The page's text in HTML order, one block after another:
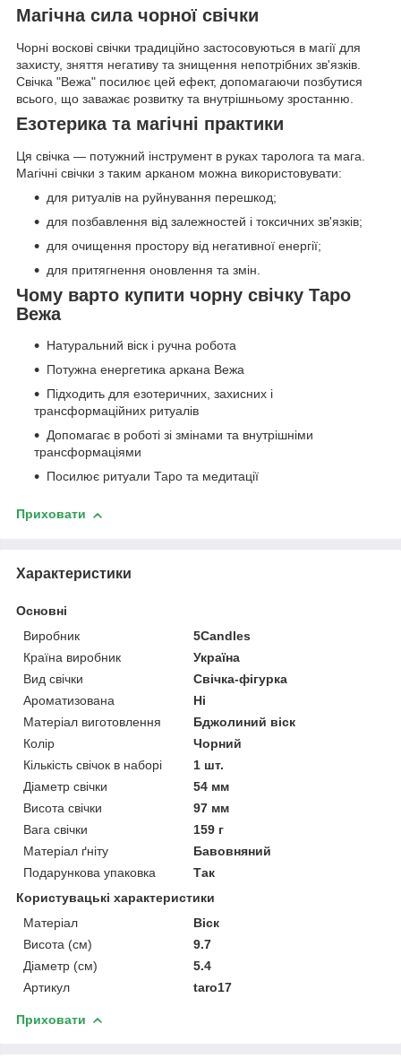
Магічна сила чорної свічки
Чорні воскові свічки традиційно застосовуються в магії для
захисту, зняття негативу та знищення непотрібних зв'язків.
Свічка "Вежа" посилює цей ефект, допомагаючи позбутися
всього, що заважає розвитку та внутрішньому зростанню.
Езотерика та магічні практики
Ця свічка — потужний інструмент в руках таролога та мага.
Магічні свічки з таким арканом можна використовувати:
для ритуалів на руйнування перешкод;
для позбавлення від залежностей і токсичних зв'язків;
для очищення простору від негативної енергії;
для притягнення оновлення та змін.
Чому варто купити чорну свічку Таро
Вежа
Натуральний віск і ручна робота
Потужна енергетика аркана Вежа
Підходить для езотеричних, захисних і
трансформаційних ритуалів
Допомагає в роботі зі змінами та внутрішніми
трансформаціями
Посилює ритуали Таро та медитації
Приховати
Характеристики
Основні
Виробник
5Candles
Країна виробник
Україна
Вид свічки
Свічка-фігурка
Ароматизована
Ні
Матеріал виготовлення
Бджолиний віск
Колір
Чорний
Кількість свічок в наборі
1 шт.
Діаметр свічки
54 мм
Висота свічки
97 мм
Вага свічки
159 г
Матеріал ґніту
Бавовняний
Подарункова упаковка
Так
Користувацькі характеристики
Матеріал
Віск
Висота (см)
9.7
Діаметр (см)
5.4
Артикул
taro17
Приховати